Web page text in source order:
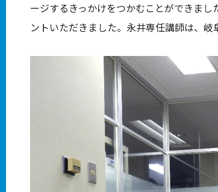
ージするきっかけをつかむことができま
ントいただきました。永井専任講師は、